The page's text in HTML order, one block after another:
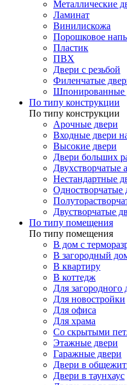
Металлические
Ламинат
Винилискожа
Порошковое
Пластик
ПВХ
Двери с резьбой
Филенчатые
Шпонированные
По типу конструкции
По типу конструкции
Арочные двери
Входные двери
Высокие двери
Двери больших
Двухстворчатые
Нестандартные
Одностворчатые
Двустворчатые
По типу помещения
По типу помещения
В дом с
В загородный
В квартиру
В коттедж
Для загородного
Для новостройки
Для офиса
Для храма
Со скрытыми
Этажные двери
Гаражные двери
Двери в
Двери в таунхаус